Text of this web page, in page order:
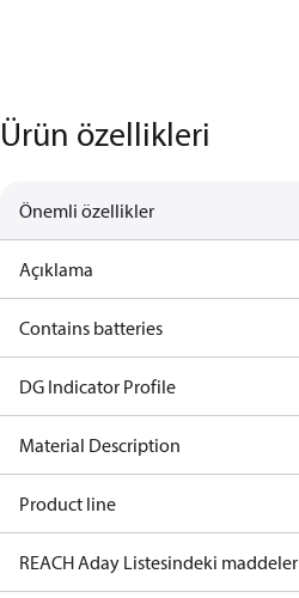
Ürün özellikleri
Önemli özellikler
Açıklama
Contains batteries
DG Indicator Profile
Material Description
Product line
REACH Aday Listesindeki maddeler